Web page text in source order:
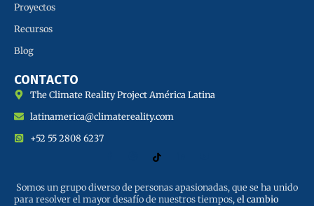
Proyectos
Recursos
Blog
CONTACTO
The Climate Reality Project América Latina
latinamerica@climatereality.com
+52 55 2808 6237
Somos un grupo diverso de personas apasionadas, que se ha unido
para resolver el mayor desafío de nuestros tiempos, el cambio